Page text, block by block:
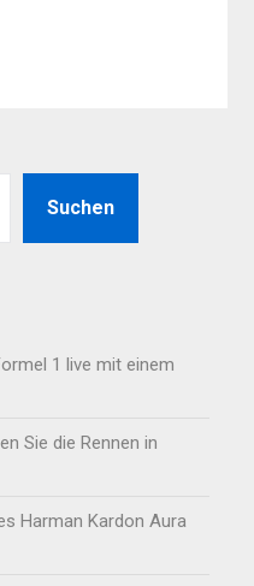
Suchen
1 live mit einem
Sie die Rennen in
Harman Kardon Aura